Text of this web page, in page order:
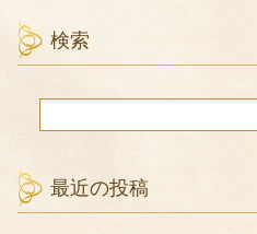
検索
最近の投稿